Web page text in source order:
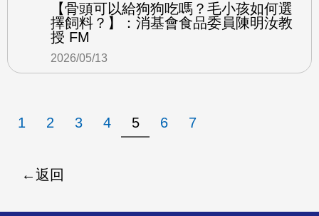
【骨頭可以給狗狗吃嗎？毛小孩如何選
擇飼料？】：消基會食品委員陳明汝教
授 FM
2026/05/13
1 2 3 4 5 6 7
返回